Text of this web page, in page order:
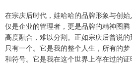
在宗庆后时代，娃哈哈的品牌形象与创
仅是企业的管理者，更是品牌的精神图
高度融合，难以分割。正如宗庆后曾说
只有一个。它是我的整个人生，所有的
和符号。它是我在这个世界上存在过的证